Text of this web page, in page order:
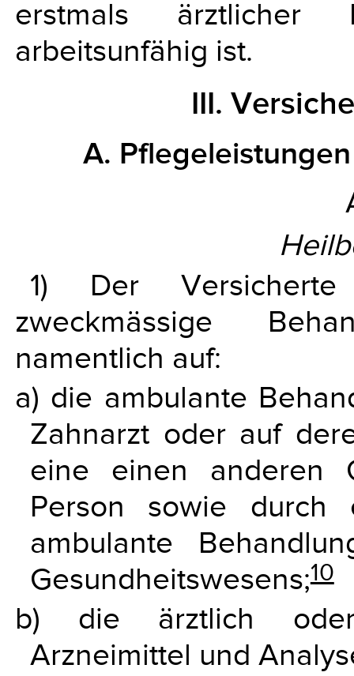
erstmals ärztlicher
arbeitsunfähig ist.
III.
A.
1) Der
zweckmässige
namentlich auf:
a) die ambulante
Zahnarzt oder auf
eine einen anderen
Person sowie durch
ambulante
Gesundheitswesens;10
b) die ärztlich oder
Arzneimittel und